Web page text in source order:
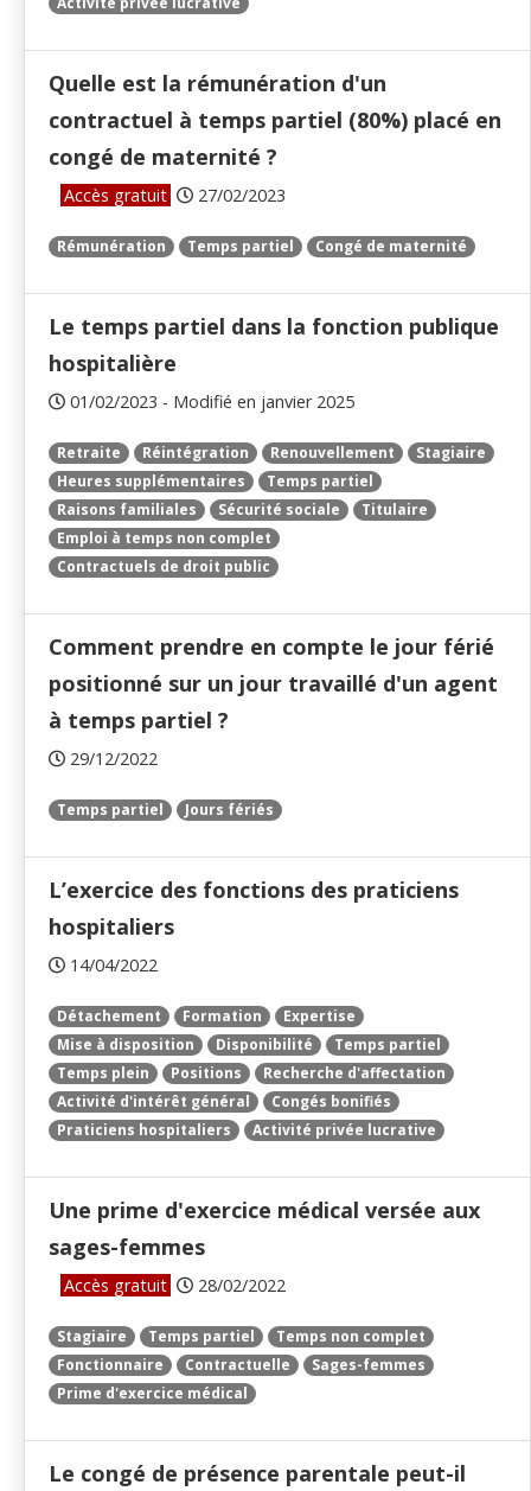
Quelle est la rémunération d'un
contractuel à temps partiel (80%) placé en
congé de maternité ?
Accès gratuit 27/02/2023
Rémunération Temps partiel Congé de maternité
Le temps partiel dans la fonction publique
hospitalière
01/02/2023 - Modifié en janvier 2025
Retraite Réintégration Renouvellement
Stagiaire
Heures supplémentaires
Temps partiel
Raisons familiales
Sécurité sociale
Titulaire
Emploi à temps non complet
Contractuels de droit public
Comment prendre en compte le jour férié
positionné sur un jour travaillé d'un agent
à temps partiel ?
29/12/2022
Temps partiel Jours fériés
L’exercice des fonctions des praticiens
hospitaliers
14/04/2022
Détachement Formation
Expertise
Mise à disposition
Disponibilité
Temps partiel
Temps plein
Positions
Recherche d'affectation
Activité d'intérêt général
Congés bonifiés
Praticiens hospitaliers
Activité privée lucrative
Une prime d'exercice médical versée aux
sages-femmes
Accès gratuit 28/02/2022
Stagiaire Temps partiel
Temps non complet
Fonctionnaire
Contractuelle
Sages-femmes
Prime d'exercice médical
Le congé de présence parentale peut-il